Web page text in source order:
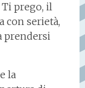
Ti prego, il
con serietà,
prendersi
la